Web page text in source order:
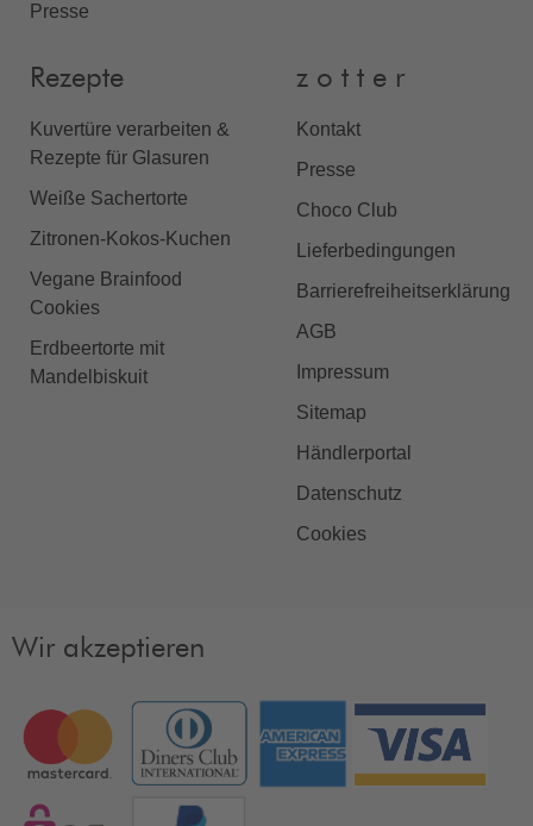
Presse
Rezepte
Kuvertüre verarbeiten &
Rezepte für Glasuren
Weiße Sachertorte
Zitronen-Kokos-Kuchen
Vegane Brainfood
Cookies
Erdbeertorte mit
Mandelbiskuit
z o t t e r
Kontakt
Presse
Choco Club
Lieferbedingungen
Barrierefreiheitserklärung
AGB
Impressum
Sitemap
Händlerportal
Datenschutz
Cookies
Wir akzeptieren